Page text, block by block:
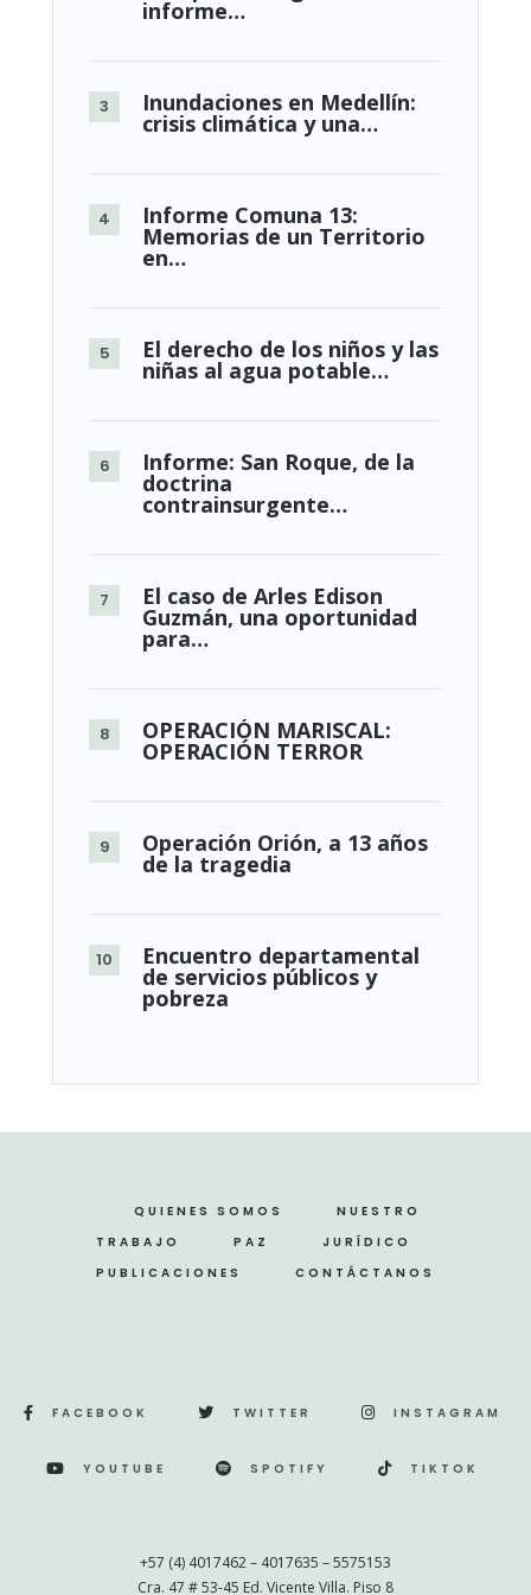
informe…
Inundaciones en Medellín:
crisis climática y una…
Informe Comuna 13:
Memorias de un Territorio
en…
El derecho de los niños y las
niñas al agua potable…
Informe: San Roque, de la
doctrina
contrainsurgente…
El caso de Arles Edison
Guzmán, una oportunidad
para…
OPERACIÓN MARISCAL:
OPERACIÓN TERROR
Operación Orión, a 13 años
de la tragedia
Encuentro departamental
de servicios públicos y
pobreza
QUIENES SOMOS
NUESTRO
TRABAJO
PAZ
JURÍDICO
PUBLICACIONES
CONTÁCTANOS
FACEBOOK TWITTER INSTAGRAM
YOUTUBE SPOTIFY TIKTOK
+57 (4) 4017462 – 4017635 – 5575153
Cra. 47 # 53-45 Ed. Vicente Villa. Piso 8